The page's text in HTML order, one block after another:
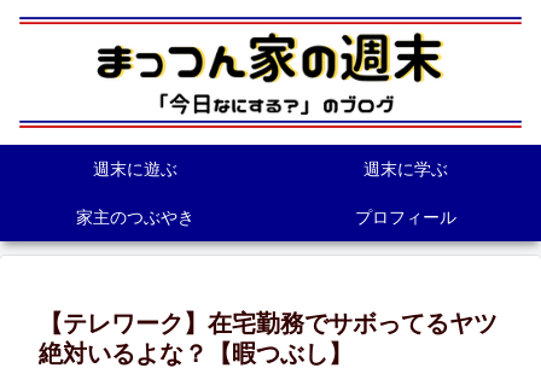
週末に遊ぶ 週末に学ぶ
家主のつぶやき プロフィール
【テレワーク】在宅勤務でサボってるヤツ
絶対いるよな？【暇つぶし】